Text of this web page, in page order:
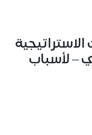
– لأسباب